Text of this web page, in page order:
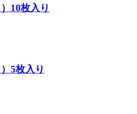
10枚入り
5枚入り